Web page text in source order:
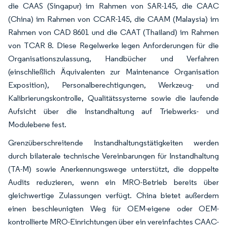
die CAAS (Singapur) im Rahmen von SAR-145, die CAAC
(China) im Rahmen von CCAR-145, die CAAM (Malaysia) im
Rahmen von CAD 8601 und die CAAT (Thailand) im Rahmen
von TCAR 8. Diese Regelwerke legen Anforderungen für die
Organisationszulassung, Handbücher und Verfahren
(einschließlich Äquivalenten zur Maintenance Organisation
Exposition), Personalberechtigungen, Werkzeug- und
Kalibrierungskontrolle, Qualitätssysteme sowie die laufende
Aufsicht über die Instandhaltung auf Triebwerks- und
Modulebene fest.
Grenzüberschreitende Instandhaltungstätigkeiten werden
durch bilaterale technische Vereinbarungen für Instandhaltung
(TA-M) sowie Anerkennungswege unterstützt, die doppelte
Audits reduzieren, wenn ein MRO-Betrieb bereits über
gleichwertige Zulassungen verfügt. China bietet außerdem
einen beschleunigten Weg für OEM-eigene oder OEM-
kontrollierte MRO-Einrichtungen über ein vereinfachtes CAAC-